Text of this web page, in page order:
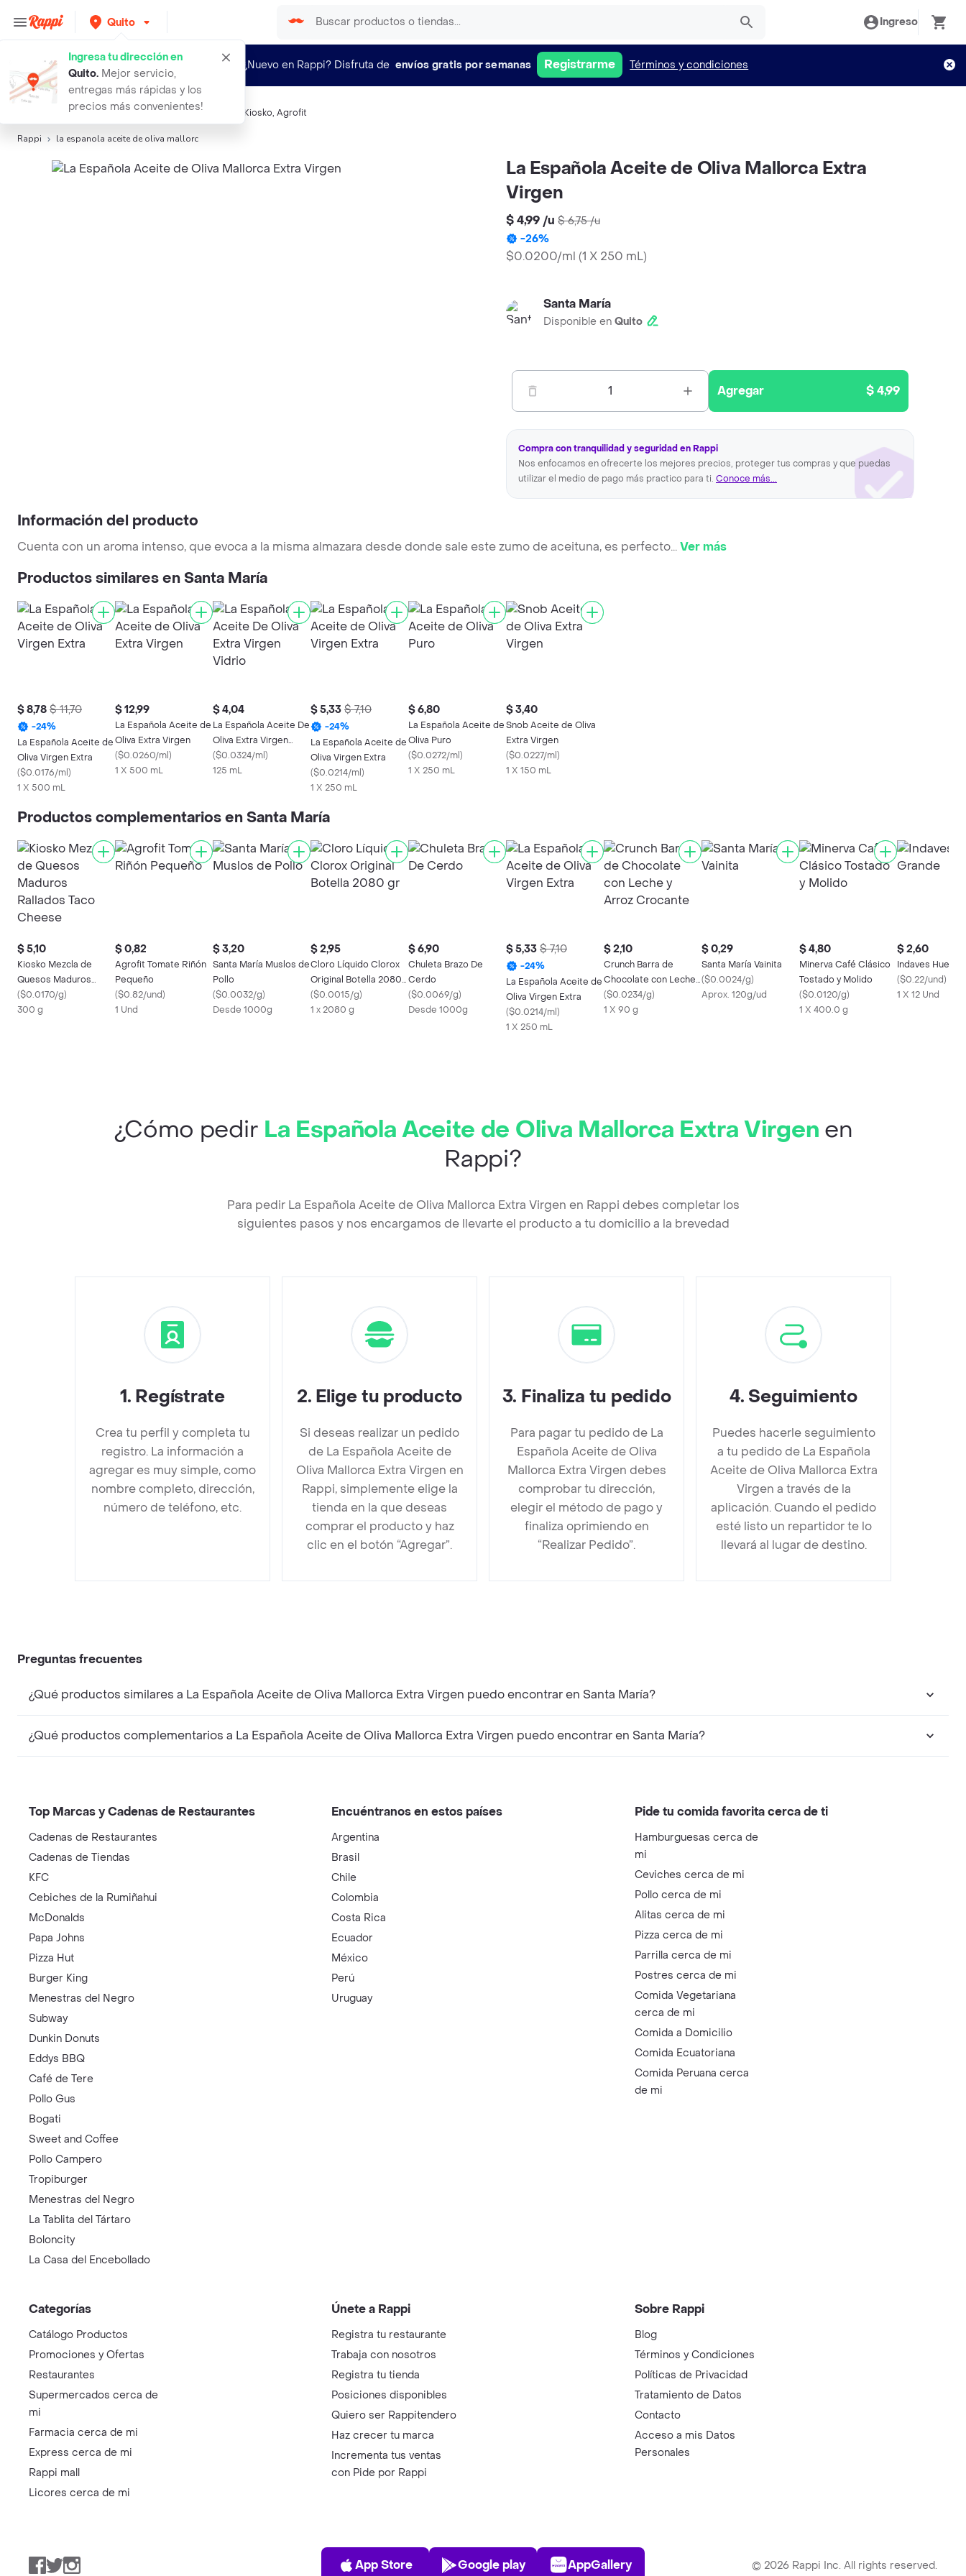
Quito
Ingresa tu dirección en
Quito. Mejor servicio,
entregas más rápidas y los
precios más convenientes!
Ingreso
¿Nuevo en Rappi? Disfruta de envíos gratis por semanas Registrarme Términos y condiciones
Búsquedas relacionadas: Aceite,La Española Kiosko, Agrofit
Rappi la espanola aceite de oliva mallorc
La Española Aceite de Oliva Mallorca Extra
Virgen
$ 4,99 /u $ 6,75/u
-26%
$0.0200/ml (1 X 250 mL)
Santa María
Disponible en Quito
1 Agregar $ 4,99
Compra con tranquilidad y seguridad en Rappi
Nos enfocamos en ofrecerte los mejores precios, proteger tus compras y que puedas
utilizar el medio de pago más practico para ti. Conoce más...
Información del producto
Cuenta con un aroma intenso, que evoca a la misma almazara desde donde sale este zumo de aceituna, es perfecto...Ver más
Productos similares en Santa María
$ 8,78 $ 11,70
-24%
La Española Aceite de
Oliva Virgen Extra
($0.0176/ml)
1 X 500 mL
$ 12,99
La Española Aceite de
Oliva Extra Virgen
($0.0260/ml)
1 X 500 mL
$ 4,04
La Española Aceite De
Oliva Extra Virgen
Vidrio
($0.0324/ml)
125 mL
$ 5,33 $ 7,10
-24%
La Española Aceite de
Oliva Virgen Extra
($0.0214/ml)
1 X 250 mL
$ 6,80
La Española Aceite de
Oliva Puro
($0.0272/ml)
1 X 250 mL
$ 3,40
Snob Aceite de Oliva
Extra Virgen
($0.0227/ml)
1 X 150 mL
Productos complementarios en Santa María
$ 5,10
Kiosko Mezcla de
Quesos Maduros
Rallados Taco Cheese
($0.0170/g)
300 g
$ 0,82
Agrofit Tomate Riñón
Pequeño
($0.82/und)
1 Und
$ 3,20
Santa María Muslos de
Pollo
($0.0032/g)
Desde 1000g
$ 2,95
Cloro Líquido Clorox
Original Botella 2080
gr
($0.0015/g)
1 x 2080 g
$ 6,90
Chuleta Brazo De
Cerdo
($0.0069/g)
Desde 1000g
$ 5,33 $ 7,10
-24%
La Española Aceite de
Oliva Virgen Extra
($0.0214/ml)
1 X 250 mL
$ 2,10
Crunch Barra de
Chocolate con Leche
y Arroz Crocante
($0.0234/g)
1 X 90 g
$ 0,29
Santa María Vainita
($0.0024/g)
Aprox. 120g/ud
$ 4,80
Minerva Café Clásico
Tostado y Molido
($0.0120/g)
1 X 400.0 g
$ 2,60
Indaves Huevo
($0.22/und)
1 X 12 Und
¿Cómo pedir La Española Aceite de Oliva Mallorca Extra Virgen en
Rappi?
Para pedir La Española Aceite de Oliva Mallorca Extra Virgen en Rappi debes completar los
siguientes pasos y nos encargamos de llevarte el producto a tu domicilio a la brevedad
1. Regístrate
Crea tu perfil y completa tu
registro. La información a
agregar es muy simple, como
nombre completo, dirección,
número de teléfono, etc.
2. Elige tu producto
Si deseas realizar un pedido
de La Española Aceite de
Oliva Mallorca Extra Virgen en
Rappi, simplemente elige la
tienda en la que deseas
comprar el producto y haz
clic en el botón “Agregar”.
3. Finaliza tu pedido
Para pagar tu pedido de La
Española Aceite de Oliva
Mallorca Extra Virgen debes
comprobar tu dirección,
elegir el método de pago y
finaliza oprimiendo en
“Realizar Pedido”.
4. Seguimiento
Puedes hacerle seguimiento
a tu pedido de La Española
Aceite de Oliva Mallorca Extra
Virgen a través de la
aplicación. Cuando el pedido
esté listo un repartidor te lo
llevará al lugar de destino.
Preguntas frecuentes
¿Qué productos similares a La Española Aceite de Oliva Mallorca Extra Virgen puedo encontrar en Santa María?
¿Qué productos complementarios a La Española Aceite de Oliva Mallorca Extra Virgen puedo encontrar en Santa María?
Top Marcas y Cadenas de Restaurantes
Cadenas de Restaurantes
Cadenas de Tiendas
KFC
Cebiches de la Rumiñahui
McDonalds
Papa Johns
Pizza Hut
Burger King
Menestras del Negro
Subway
Dunkin Donuts
Eddys BBQ
Café de Tere
Pollo Gus
Bogati
Sweet and Coffee
Pollo Campero
Tropiburger
Menestras del Negro
La Tablita del Tártaro
Boloncity
La Casa del Encebollado
Encuéntranos en estos países
Argentina
Brasil
Chile
Colombia
Costa Rica
Ecuador
México
Perú
Uruguay
Pide tu comida favorita cerca de ti
Hamburguesas cerca de
mi
Ceviches cerca de mi
Pollo cerca de mi
Alitas cerca de mi
Pizza cerca de mi
Parrilla cerca de mi
Postres cerca de mi
Comida Vegetariana
cerca de mi
Comida a Domicilio
Comida Ecuatoriana
Comida Peruana cerca
de mi
Categorías
Catálogo Productos
Promociones y Ofertas
Restaurantes
Supermercados cerca de
mi
Farmacia cerca de mi
Express cerca de mi
Rappi mall
Licores cerca de mi
Únete a Rappi
Registra tu restaurante
Trabaja con nosotros
Registra tu tienda
Posiciones disponibles
Quiero ser Rappitendero
Haz crecer tu marca
Incrementa tus ventas
con Pide por Rappi
Sobre Rappi
Blog
Términos y Condiciones
Políticas de Privacidad
Tratamiento de Datos
Contacto
Acceso a mis Datos
Personales
Facebook
TwitterInstagram
App Store
App Store
Play Store
Google play
AppGallery
AppGallery © 2026 Rappi Inc. All rights reserved.